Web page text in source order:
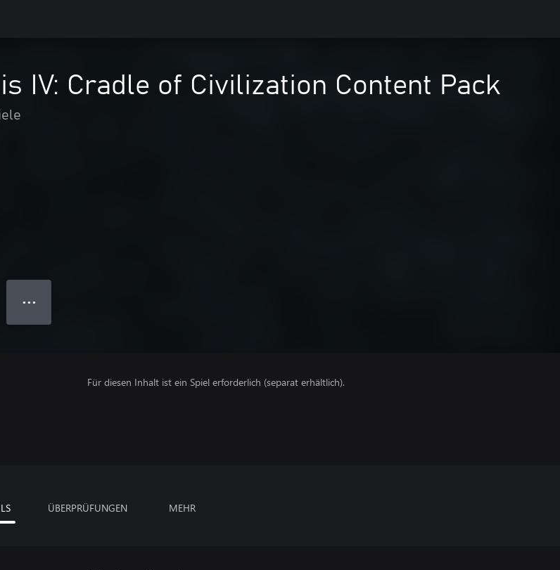
IV: Cradle of Civilization Content Pack
● ● ●
Für diesen Inhalt ist ein Spiel erforderlich (separat erhältlich).
ÜBERPRÜFUNGEN MEHR